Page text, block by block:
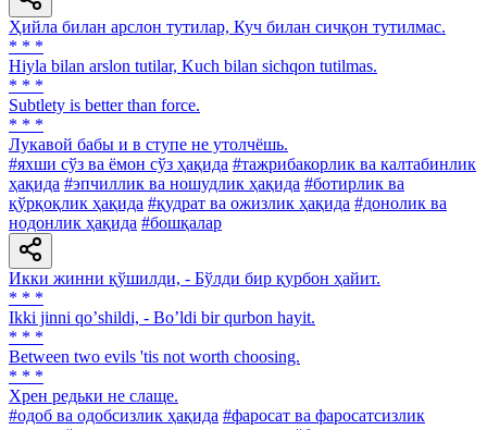
Ҳийла билан арслон тутилар, Куч билан сичқон тутилмас.
* * *
Hiyla bilan arslon tutilar, Kuch bilan sichqon tutilmas.
* * *
Subtlety is better than force.
* * *
Лукавой бабы и в ступе не утолчёшь.
#яхши сўз ва ёмон сўз ҳақида #тажрибакорлик ва калтабинлик
ҳақида #эпчиллик ва ношудлик ҳақида #ботирлик ва
қўрқоқлик ҳақида #қудрат ва ожизлик ҳақида #донолик ва
нодонлик ҳақида #бошқалар
Икки жинни қўшилди, - Бўлди бир қурбон ҳайит.
* * *
Ikki jinni qoʼshildi, - Boʼldi bir qurbon hayit.
* * *
Between two evils 'tis not worth choosing.
* * *
Хрен редьки не слаще.
#одоб ва одобсизлик ҳақида #фаросат ва фаросатсизлик